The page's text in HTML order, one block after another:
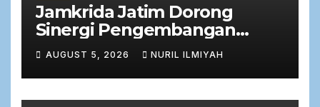
Jamkrida Jatim Dorong
Sinergi Pengembangan
Potensi Petani Cabai
bersama Bank Jatim
AUGUST 5, 2026 NURIL ILMIYAH